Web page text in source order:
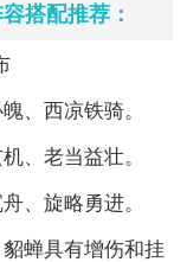
搭配推荐：
、西凉铁骑。
、老当益壮。
、旋略勇进。
蝉具有增伤和挂